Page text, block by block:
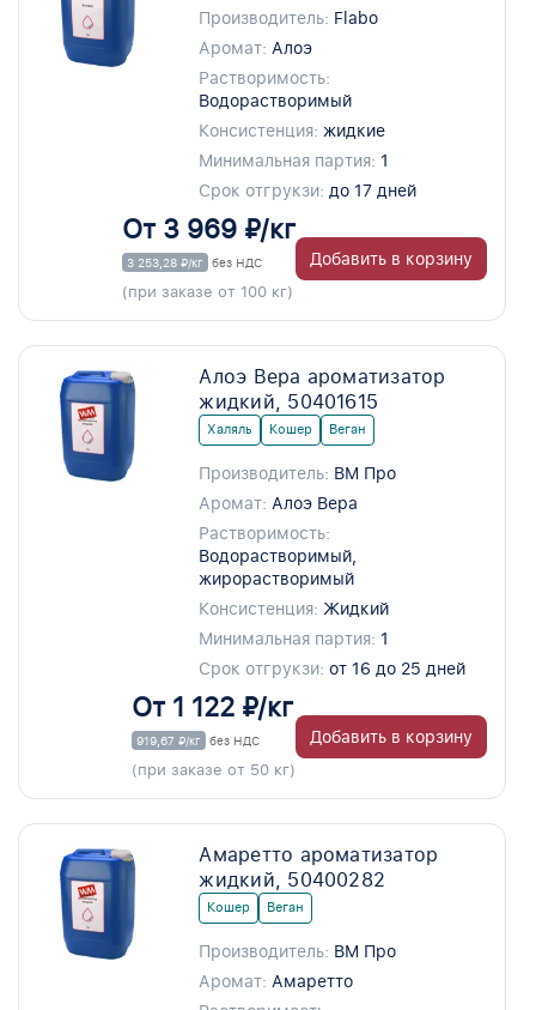
Производитель: Flabo
Аромат: Алоэ
Растворимость:
Водорастворимый
Консистенция: жидкие
Минимальная партия: 1
Срок отгрукзи: до 17 дней
От 3 969 ₽/кг
3 253,28 ₽/кг без НДС
(при заказе от 100 кг)
Добавить в корзину
Алоэ Вера ароматизатор
жидкий, 50401615
Халяль Кошер Веган
Производитель: ВМ Про
Аромат: Алоэ Вера
Растворимость:
Водорастворимый,
жирорастворимый
Консистенция: Жидкий
Минимальная партия: 1
Срок отгрукзи: от 16 до 25 дней
От 1 122 ₽/кг
919,67 ₽/кг без НДС
(при заказе от 50 кг)
Добавить в корзину
Амаретто ароматизатор
жидкий, 50400282
Кошер Веган
Производитель: ВМ Про
Аромат: Амаретто